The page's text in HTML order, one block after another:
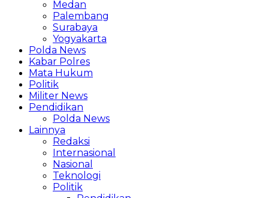
Medan
Palembang
Surabaya
Yogyakarta
Polda News
Kabar Polres
Mata Hukum
Politik
Militer News
Pendidikan
Polda News
Lainnya
Redaksi
Internasional
Nasional
Teknologi
Politik